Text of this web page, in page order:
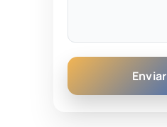
Enviar